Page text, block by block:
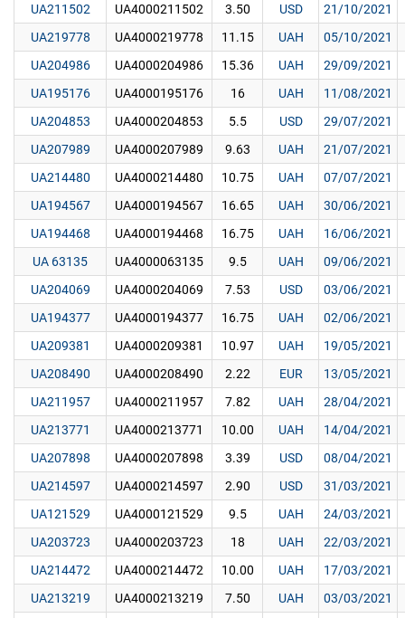
UA211502 UA4000211502 3.50 USD
21/10/2021
UA219778
UA4000219778 11.15 UAH
05/10/2021
UA204986
UA4000204986 15.36 UAH
29/09/2021
UA195176
UA4000195176 16 UAH
11/08/2021
UA204853
UA4000204853 5.5 USD
29/07/2021
UA207989
UA4000207989 9.63 UAH
21/07/2021
UA214480
UA4000214480 10.75 UAH
07/07/2021
UA194567
UA4000194567 16.65 UAH
30/06/2021
UA194468
UA4000194468 16.75 UAH
16/06/2021
UA 63135
UA4000063135 9.5 UAH
09/06/2021
UA204069
UA4000204069 7.53 USD
03/06/2021
UA194377
UA4000194377 16.75 UAH
02/06/2021
UA209381
UA4000209381 10.97 UAH
19/05/2021
UA208490
UA4000208490 2.22 EUR
13/05/2021
UA211957
UA4000211957 7.82 UAH
28/04/2021
UA213771
UA4000213771 10.00 UAH
14/04/2021
UA207898
UA4000207898 3.39 USD
08/04/2021
UA214597
UA4000214597 2.90 USD
31/03/2021
UA121529
UA4000121529 9.5 UAH
24/03/2021
UA203723
UA4000203723 18 UAH
22/03/2021
UA214472
UA4000214472 10.00 UAH
17/03/2021
UA213219
UA4000213219 7.50 UAH
03/03/2021